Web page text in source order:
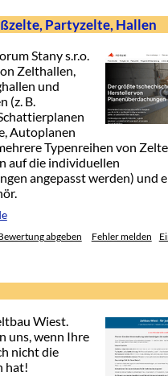
Partyzelte, Hallen
Stany s.r.o.
Zelthallen,
und
(z. B.
Autoplanen
Typenreihen von
auf die individuellen
angepasst werden) und
abgeben Fehler melden
Wiest.
uns, wenn Ihre
nicht die
hat!